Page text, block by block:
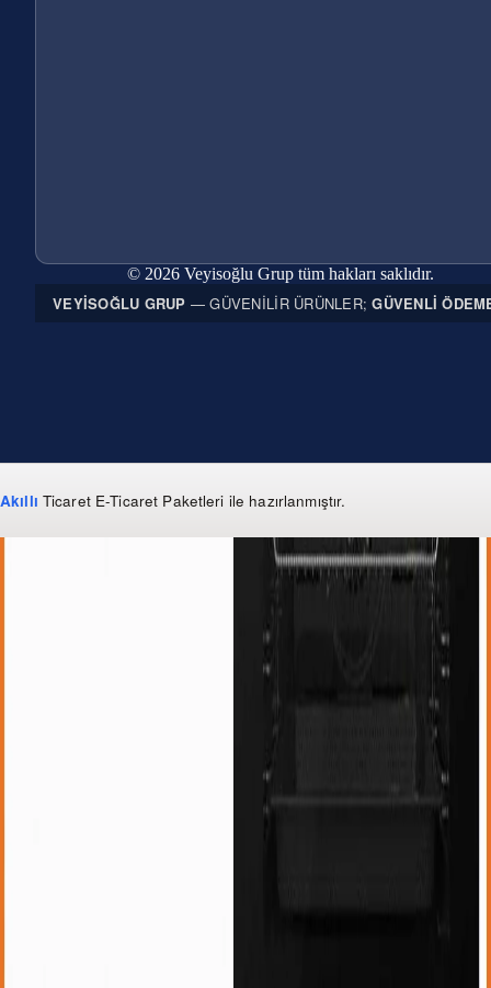
© 2026 Veyisoğlu Grup tüm hakları saklıdır.
VEYISOĞLU GRUP — GÜVENILIR ÜRÜNLER;GÜVENLI
Akıllı Ticaret E-Ticaret Paketleri ile hazırlanmıştır.